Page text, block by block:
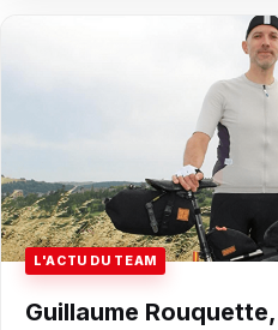
L'ACTU DU TEAM
Guillaume